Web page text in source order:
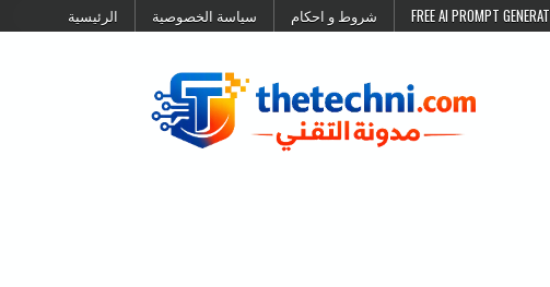
الرئيسية سياسة الخصوصية شروط و احكام